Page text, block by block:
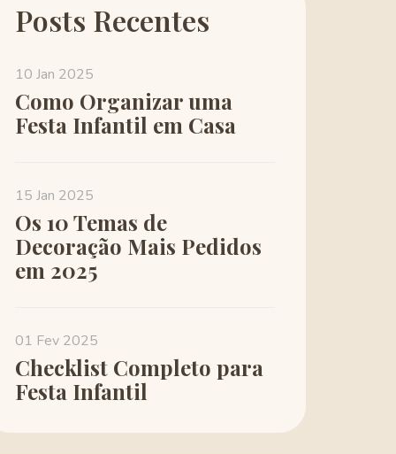
Posts Recentes
10 Jan 2025
Como Organizar uma
Festa Infantil em Casa
15 Jan 2025
Os 10 Temas de
Decoração Mais Pedidos
em 2025
01 Fev 2025
Checklist Completo para
Festa Infantil